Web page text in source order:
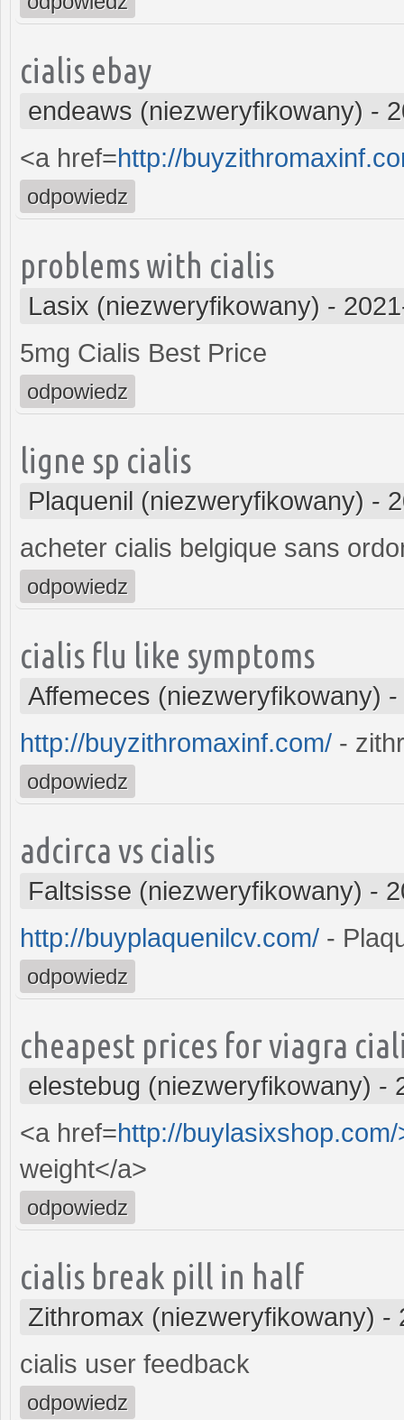
cialis ebay
endeaws (niezweryfikowany) -
<a href=http://
odpowiedz
problems with cialis
Lasix (niezweryfikowany) -
5mg Cialis Best Price
odpowiedz
ligne sp cialis
Plaquenil (niezweryfikowany) -
acheter cialis belgique sans
odpowiedz
cialis flu like symptoms
Affemeces (niezweryfikowany) -
http://buyzithromaxinf.com/ -
odpowiedz
adcirca vs cialis
Faltsisse (niezweryfikowany) -
http://buyplaquenilcv.com/ -
odpowiedz
cheapest prices for viagra
elestebug (niezweryfikowany) -
<a href=http://
weight</a>
odpowiedz
cialis break pill in half
Zithromax (niezweryfikowany) -
cialis user feedback
odpowiedz